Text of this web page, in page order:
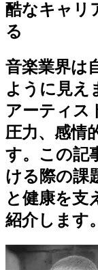
酷なキャリ
る
音楽業界は
ように見え
アーティス
圧力、感情
す。この記
ける際の課
と健康を支
紹介します。